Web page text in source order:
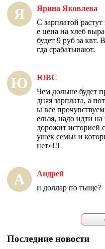
Я Ярина Яковлева
С зарплатой
е цена на хлеб
будет 9 руб за
гда срабатывают.
Ю ЮВС
Чем дольше будет
дняя зарплата, а
ы все
ельзя, надо идти
дорожит историей
ушек семьи и
нет»!!!
А Андрей
и доллар по тыще?
Последние новости